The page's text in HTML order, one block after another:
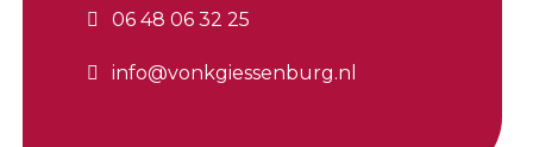
06 48 06 32 25
info@vonkgiessenburg.nl